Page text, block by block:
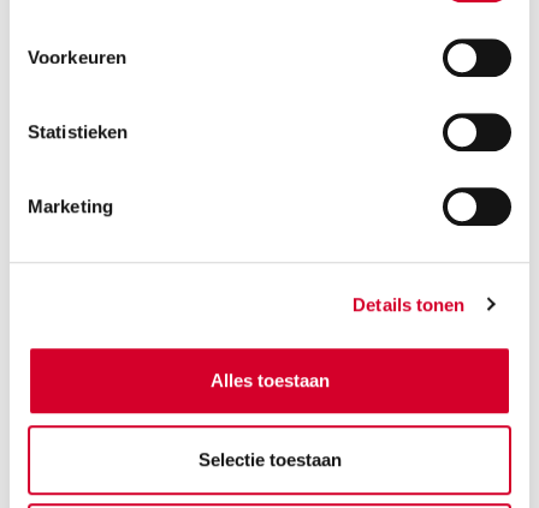
Voorkeuren
Statistieken
Marketing
Details tonen
Alles toestaan
Selectie toestaan
Aantal personen
2
BEKIJK AUTO'S